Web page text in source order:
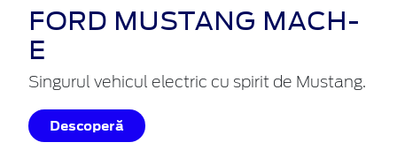
FORD MUSTANG MACH-
E
Singurul vehicul electric cu spirit de Mustang.
Descoperă